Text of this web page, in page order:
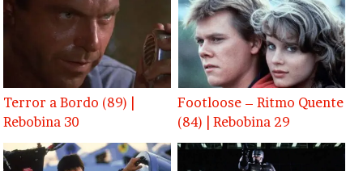
Terror a Bordo (89) |
Rebobina 30
Footloose – Ritmo Quente
(84) | Rebobina 29